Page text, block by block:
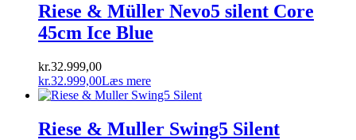
Riese & Müller Nevo5 silent Core
45cm Ice Blue
kr.32.999,00
kr.32.999,00Læs mere
Riese & Muller Swing5 Silent